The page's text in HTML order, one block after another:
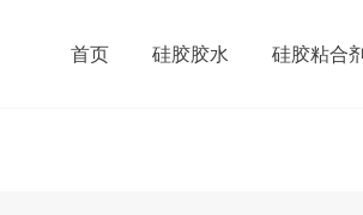
首页 硅胶胶水 硅胶粘合